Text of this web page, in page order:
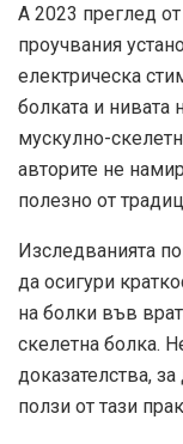
А 2023 преглед
проучвания
електрическа
болката и нивата
мускулно-
авторите не
полезно от
Изследванията
да осигури
на болки във
скелетна болка.
доказателства,
ползи от тази